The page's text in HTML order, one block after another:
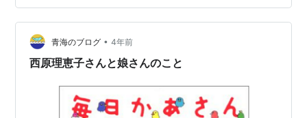
そんな作風。 あげくの果てのカノンは、ＳＦ不倫漫画。
主人公のカノンは高校時代の先輩である境を盲目的に愛
していて、ストーカー気質。地球に攻めてくる宇宙人と
日々戦う戦士である境は、負傷するたびに…
青海のブログ • 4年前
西原理恵子さんと娘さんのこと